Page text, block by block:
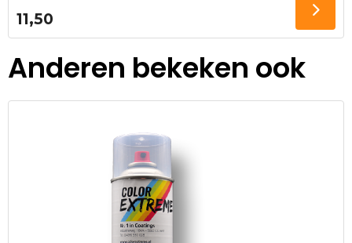
11,50
Anderen bekeken ook